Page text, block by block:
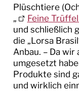
Plüschtiere
„
Feine
und schließlich
die „Lorsa
Anbau. – Da
umgesetzt
Produkte sind
und wirklich